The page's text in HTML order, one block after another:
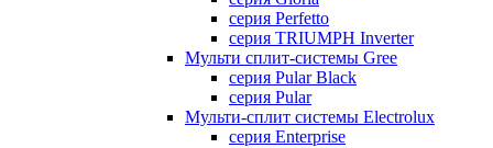
серия Perfetto
серия TRIUMPH Inverter
Мульти сплит-системы Gree
серия Pular Black
серия Pular
Мульти-сплит системы Electrolux
серия Enterprise